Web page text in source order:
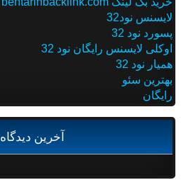
لایسنس نود32
پسورد نود 32
اوکلی لایسنس رایگان نود 32
همیار نود 32
بهترین سئو
رایگان
آخرین دیدگاه‌ها